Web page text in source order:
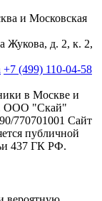
и Московская
Жукова, д. 2, к. 2,
+7 (499) 110-04-58
в Москве и
ООО "Скай"
770701001 Сайт
публичной
437 ГК РФ.